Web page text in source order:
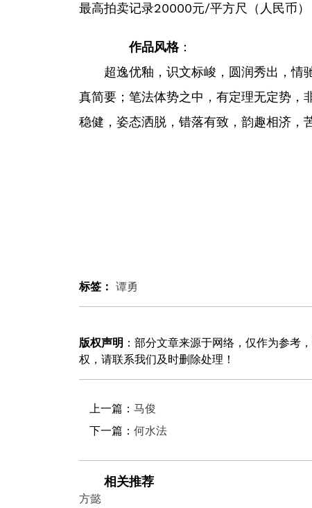
最高拍卖记录20000元/平方尺（人民币）
作品风格：
超逸优釉，识文标峻，圆润秀出，情
真简要；笔法体势之中，有定理无定势，
稳健，姿态洒脱，错落有致，韵趣相济，
标签： 谭勇
版权声明 ：部分文章来源于网络，仅作为参考
权，请联系我们及时删除处理！
上一篇： 马俊
下一篇： 何水法
相关推荐
方懿